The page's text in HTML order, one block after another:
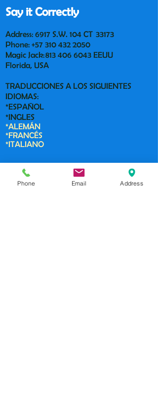
Say it Correctly
Address: 6917 S.W. 104 CT 33173
Phone: +57 310 432 2050
Magic Jack:813 406 6043 EEUU
Florida, USA
TRADUCCIONES A LOS SIGUIENTES
IDIOMAS:
*ESPAÑOL
*INGLES
*ALEMÁN
*FRANCÉS
*ITALIANO
Contact us:
Phone Email Address